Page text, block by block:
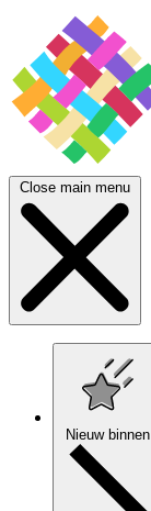
Close main menu
Nieuw binnen